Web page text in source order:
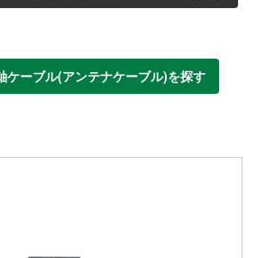
ケーブル(アンテナケーブル)を探す